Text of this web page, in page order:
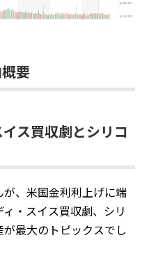
要
ス買収劇とシリコ
、米国金利利上げに端
・スイス買収劇、シリ
最大のトピックスでし